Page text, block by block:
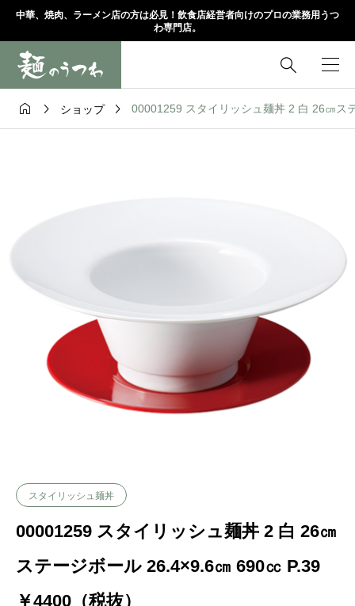
中華、焼肉、ラーメン店の方は必見！飲食店経営者向けのプロの業務用うつ
わ専門店。

  ショップ  00001259 スタイリッシュ麺丼 2 白 26㎝ス
スタイリッシュ麺丼
00001259 スタイリッシュ麺丼 2 白 26㎝
ステージボール 26.4×9.6㎝ 690㏄ P.39
￥4400（税抜）